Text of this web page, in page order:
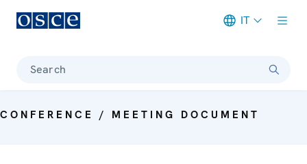
IT
Search
CONFERENCE / MEETING DOCUMENT